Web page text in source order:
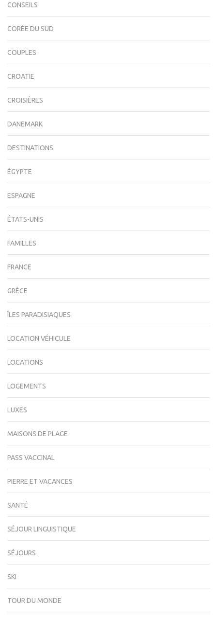
CONSEILS
CORÉE DU SUD
COUPLES
CROATIE
CROISIÈRES
DANEMARK
DESTINATIONS
ÉGYPTE
ESPAGNE
ÉTATS-UNIS
FAMILLES
FRANCE
GRÈCE
ÎLES PARADISIAQUES
LOCATION VÉHICULE
LOCATIONS
LOGEMENTS
LUXES
MAISONS DE PLAGE
PASS VACCINAL
PIERRE ET VACANCES
SANTÉ
SÉJOUR LINGUISTIQUE
SÉJOURS
SKI
TOUR DU MONDE